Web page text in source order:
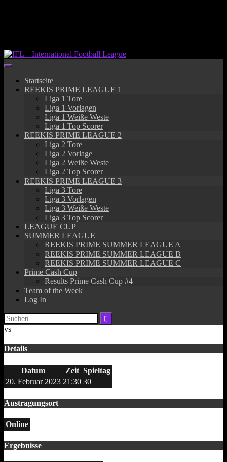
Startseite
REEKIS PRIME LEAGUE 1
Liga 1 Tore
Liga 1 Vorlagen
Liga 1 Weiße Weste
Liga 1 Top Scorer
REEKIS PRIME LEAGUE 2
Liga 2 Tore
Liga 2 Vorlage
Liga 2 Weiße Weste
Liga 2 Top Scorer
REEKIS PRIME LEAGUE 3
Liga 3 Tore
Liga 3 Vorlagen
Liga 3 Weiße Weste
Liga 3 Top Scorer
LEAGUE CUP
SUMMER LEAGUE
REEKIS PRIME SUMMER LEAGUE A
REEKIS PRIME SUMMER LEAGUE B
REEKIS PRIME SUMMER LEAGUE C
Prime Cash Cup
Results Prime Cash Cup #4
Team of the Week
Log In
Suchen
nach:
vs
Details
Datum Zeit Spieltag
20. Februar 2023 21:30 30
Austragungsort
Online
Ergebnisse